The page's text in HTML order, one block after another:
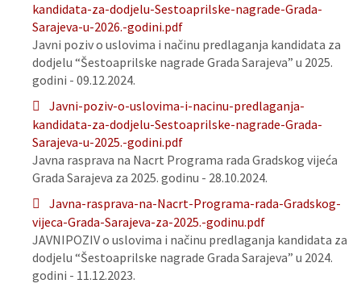
kandidata-za-dodjelu-Sestoaprilske-nagrade-Grada-
Sarajeva-u-2026.-godini.pdf
Javni poziv o uslovima i načinu predlaganja kandidata za
dodjelu “Šestoaprilske nagrade Grada Sarajeva” u 2025.
godini - 09.12.2024.
Javni-poziv-o-uslovima-i-nacinu-predlaganja-
kandidata-za-dodjelu-Sestoaprilske-nagrade-Grada-
Sarajeva-u-2025.-godini.pdf
Javna rasprava na Nacrt Programa rada Gradskog vijeća
Grada Sarajeva za 2025. godinu - 28.10.2024.
Javna-rasprava-na-Nacrt-Programa-rada-Gradskog-
vijeca-Grada-Sarajeva-za-2025.-godinu.pdf
JAVNIPOZIV o uslovima i načinu predlaganja kandidata za
dodjelu “Šestoaprilske nagrade Grada Sarajeva” u 2024.
godini - 11.12.2023.